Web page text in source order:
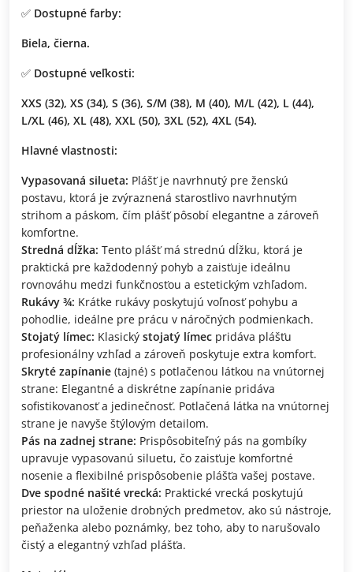
✅ Dostupné farby:
Biela, čierna.
✅ Dostupné veľkosti:
XXS (32), XS (34), S (36), S/M (38), M (40), M/L (42), L (44),
L/XL (46), XL (48), XXL (50), 3XL (52), 4XL (54).
Hlavné vlastnosti:
Vypasovaná silueta: Plášť je navrhnutý pre ženskú
postavu, ktorá je zvýraznená starostlivo navrhnutým
strihom a páskom, čím plášť pôsobí elegantne a zároveň
komfortne.
Stredná dĺžka: Tento plášť má strednú dĺžku, ktorá je
praktická pre každodenný pohyb a zaisťuje ideálnu
rovnováhu medzi funkčnosťou a estetickým vzhľadom.
Rukávy ¾: Krátke rukávy poskytujú voľnosť pohybu a
pohodlie, ideálne pre prácu v náročných podmienkach.
Stojatý límec: Klasický stojatý límec pridáva plášťu
profesionálny vzhľad a zároveň poskytuje extra komfort.
Skryté zapínanie (tajné) s potlačenou látkou na vnútornej
strane: Elegantné a diskrétne zapínanie pridáva
sofistikovanosť a jedinečnosť. Potlačená látka na vnútornej
strane je navyše štýlovým detailom.
Pás na zadnej strane: Prispôsobiteľný pás na gombíky
upravuje vypasovanú siluetu, čo zaisťuje komfortné
nosenie a flexibilné prispôsobenie plášťa vašej postave.
Dve spodné našité vrecká: Praktické vrecká poskytujú
priestor na uloženie drobných predmetov, ako sú nástroje,
peňaženka alebo poznámky, bez toho, aby to narušovalo
čistý a elegantný vzhľad plášťa.